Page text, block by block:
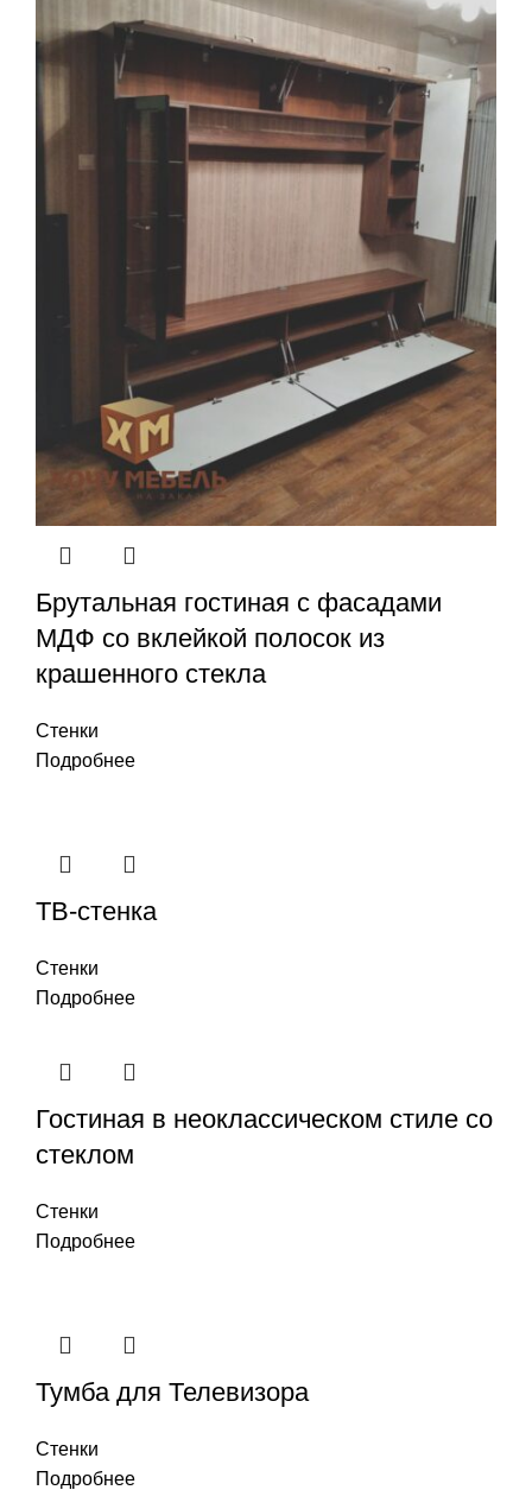
Брутальная гостиная с фасадами
МДФ со вклейкой полосок из
крашенного стекла
Стенки
Подробнее
ТВ-стенка
Стенки
Подробнее
Гостиная в неоклассическом стиле со
стеклом
Стенки
Подробнее
Тумба для Телевизора
Стенки
Подробнее